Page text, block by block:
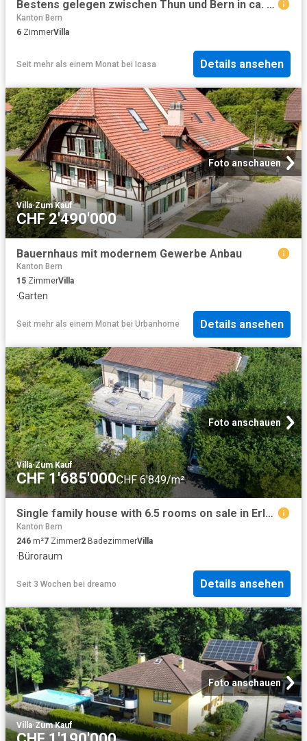
Bestens gelegen zwischen Thun und Bern in ca. 15 Minuten in Thun, in ca. 25 Minuten in Bern
Kanton Bern
6 ZimmerVilla
Seit mehr als einem Monat bei Icasa Details ansehen
Foto anschauen
Villa·Zum Kauf
CHF 2'490'000
Bauernhaus mit modernem Gewerbe Anbau
Kanton Bern
15 ZimmerVilla
·Garten
Seit mehr als einem Monat bei Urbanhome Details ansehen
Foto anschauen
Villa·Zum Kauf
CHF 1'685'000CHF 6'849/m²
Single family house with 6.5 rooms on sale in Erlach 246 m² | dreamo. Ch
Kanton Bern
246 m²7 Zimmer2 BadezimmerVilla
·Büroraum
Seit 3 Wochen bei dreamo Details ansehen
Foto anschauen
Villa·Zum Kauf